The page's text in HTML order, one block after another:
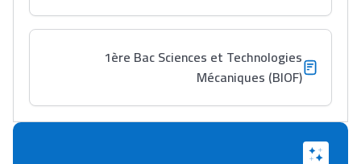
مسار عبد العزيز فتيشي،
المبدع فمجال الديكور و
أكادير أوفلا
سقطت فالباك و سنة
1ère Bac Sciences et Technologies
Mécaniques (BIOF)